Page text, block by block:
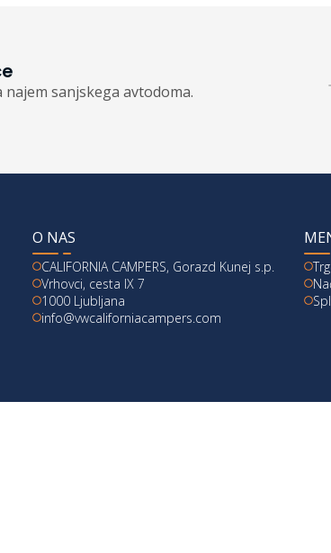
sanjskega avtodoma.
O NAS
CALIFORNIA CAMPERS, Gorazd Kunej s.p.
Vrhovci, cesta IX 7
1000 Ljubljana
info@vwcaliforniacampers.com